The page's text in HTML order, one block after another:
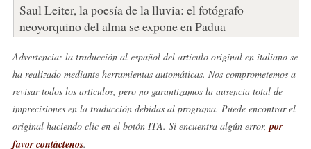
Saul Leiter, la poesía de la lluvia: el fotógrafo
neoyorquino del alma se expone en Padua
Advertencia: la traducción al español del artículo original en italiano se
ha realizado mediante herramientas automáticas. Nos comprometemos a
revisar todos los artículos, pero no garantizamos la ausencia total de
imprecisiones en la traducción debidas al programa. Puede encontrar el
original haciendo clic en el botón ITA. Si encuentra algún error, por
favor contáctenos.